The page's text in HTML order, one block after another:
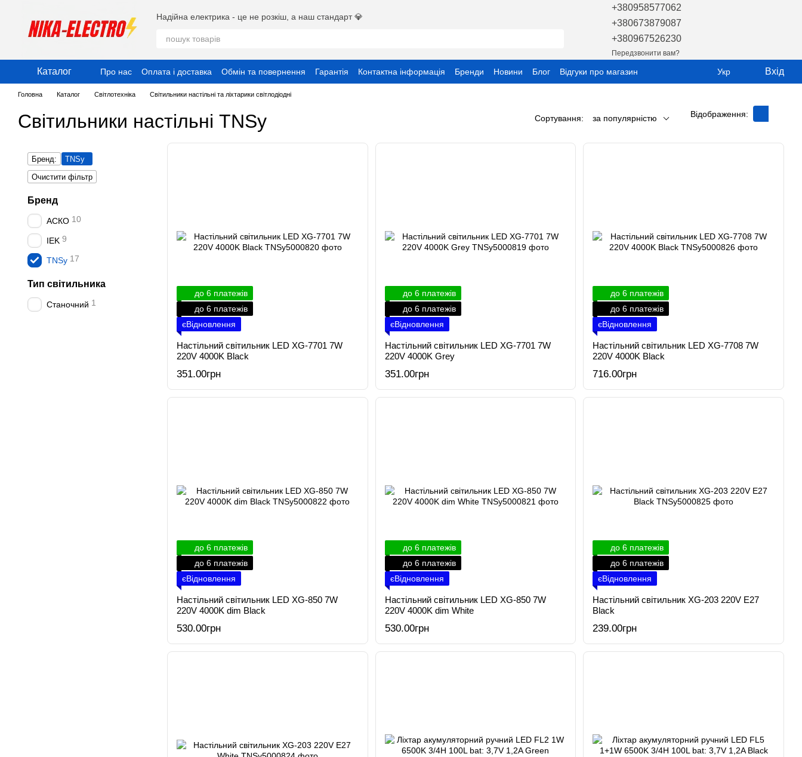
Надійна електрика - це не розкіш, а наш стандарт 💎
+380958577062
+380673879087
+380967526230
Передзвонити вам?
Каталог Про нас Оплата і доставка Обмін та повернення Гарантія Контактна інформація Бренди Новини Блог
Відгуки про магазин
Публічний договір (Оферта)
Угода користувача
Укр Вхід
Головна Каталог Світлотехніка Світильники настільні та ліхтарики світлодіодні
Світильники настільні TNSy Сортування: за популярністю Відображення:
до 6 платежів
до 6 платежів
єВідновлення
Настільний світильник LED XG-7701 7W
220V 4000K Black
351.00грн
до 6 платежів
до 6 платежів
єВідновлення
Настільний світильник LED XG-7701 7W
220V 4000K Grey
351.00грн
до 6 платежів
до 6 платежів
єВідновлення
Настільний світильник LED XG-7708 7W
220V 4000K Black
716.00грн
до 6 платежів
до 6 платежів
єВідновлення
Настільний світильник LED XG-850 7W
220V 4000K dim Black
530.00грн
до 6 платежів
до 6 платежів
єВідновлення
Настільний світильник LED XG-850 7W
220V 4000K dim White
530.00грн
до 6 платежів
до 6 платежів
єВідновлення
Настільний світильник XG-203 220V E27
Black
239.00грн
Бренд:
TNSy
Очистити фільтр
Бренд
АСКО 10
IEK 9
TNSy 17
Тип світильника
Станочний 1